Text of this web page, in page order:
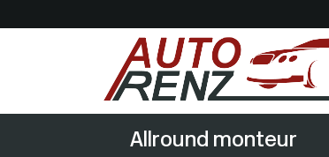
Allround monteur